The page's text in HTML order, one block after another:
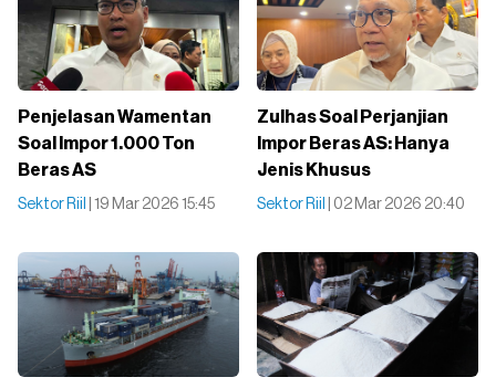
Penjelasan Wamentan
Soal Impor 1.000 Ton
Beras AS
Sektor Riil | 19 Mar 2026 15:45
Zulhas Soal Perjanjian
Impor Beras AS: Hanya
Jenis Khusus
Sektor Riil | 02 Mar 2026 20:40